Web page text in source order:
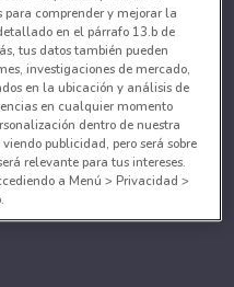
para comprender y mejorar la
en el párrafo 13.b de
tus datos también pueden
investigaciones de mercado,
en la ubicación y análisis de
en cualquier momento
dentro de nuestra
publicidad, pero será sobre
relevante para tus intereses.
a Menú > Privacidad >